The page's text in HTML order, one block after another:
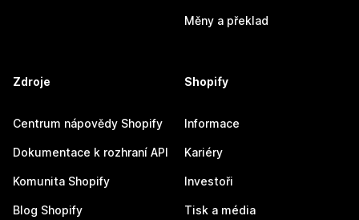
Měny a překlad
Zdroje
Centrum nápovědy Shopify
Dokumentace k rozhraní API
Komunita Shopify
Blog Shopify
Shopify
Informace
Kariéry
Investoři
Tisk a média